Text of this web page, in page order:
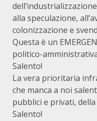
alla speculazione,
colonizzazione e
Questa è un
politico-
Salento!
La vera prioritaria
che manca a noi
pubblici e privati,
Salento!